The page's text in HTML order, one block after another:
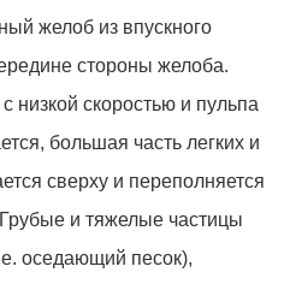
желоб из впускного
стороны желоба.
низкой скоростью и пульпа
большая часть легких и
сверху и переполняется
и тяжелые частицы
оседающий песок),